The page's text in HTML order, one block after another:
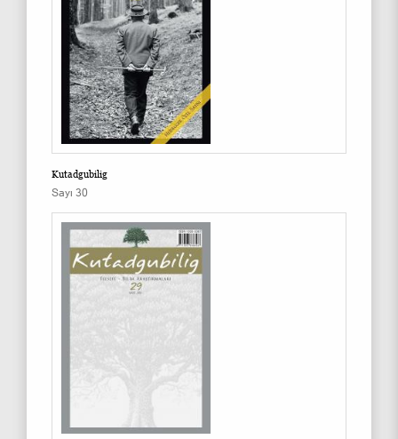
Kutadgubilig
Sayı 30